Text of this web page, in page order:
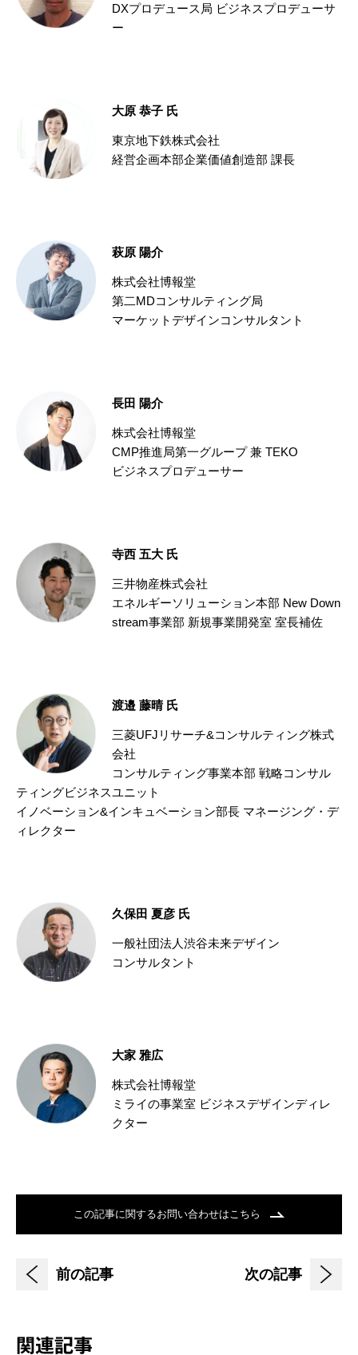
DXプロデュース局 ビジネスプロデューサ
ー
大原 恭子 氏
東京地下鉄株式会社
経営企画本部企業価値創造部 課長
萩原 陽介
株式会社博報堂
第二MDコンサルティング局
マーケットデザインコンサルタント
長田 陽介
株式会社博報堂
CMP推進局第一グループ 兼 TEKO
ビジネスプロデューサー
寺西 五大 氏
三井物産株式会社
エネルギーソリューション本部 New Down
stream事業部 新規事業開発室 室長補佐
渡邉 藤晴 氏
三菱UFJリサーチ&コンサルティング株式
会社
コンサルティング事業本部 戦略コンサル
ティングビジネスユニット
イノベーション&インキュベーション部長 マネージング・デ
ィレクター
久保田 夏彦 氏
一般社団法人渋谷未来デザイン
コンサルタント
大家 雅広
株式会社博報堂
ミライの事業室 ビジネスデザインディレ
クター
この記事に関するお問い合わせはこちら
前の記事 次の記事
関連記事